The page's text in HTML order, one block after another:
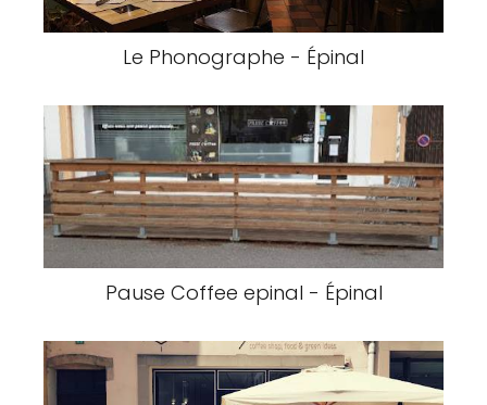
Le Phonographe - Épinal
Pause Coffee epinal - Épinal